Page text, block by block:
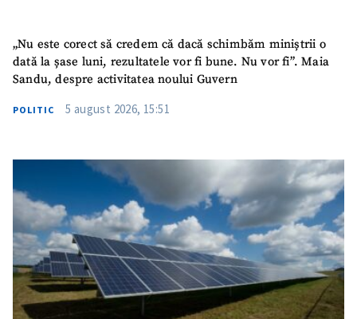
„Nu este corect să credem că dacă schimbăm miniștrii o
dată la șase luni, rezultatele vor fi bune. Nu vor fi”. Maia
Sandu, despre activitatea noului Guvern
POLITIC 5 august 2026, 15:51